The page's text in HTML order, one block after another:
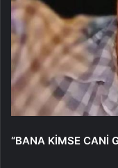
“BANA KİMSE CANİ